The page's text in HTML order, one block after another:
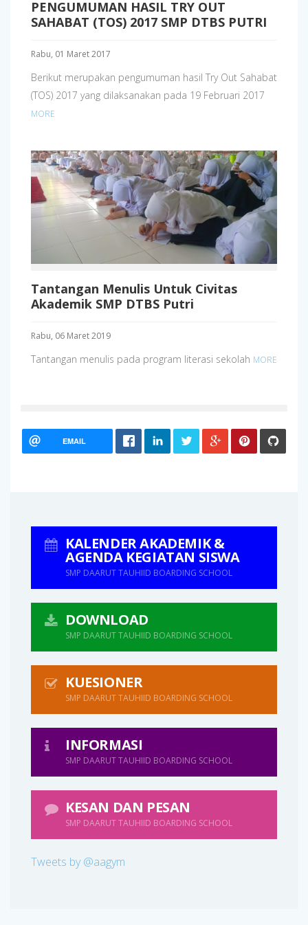
PENGUMUMAN HASIL TRY OUT
SAHABAT (TOS) 2017 SMP DTBS PUTRI
Rabu, 01 Maret 2017
Berikut merupakan pengumuman hasil Try Out Sahabat
(TOS) 2017 yang dilaksanakan pada 19 Februari 2017
MORE
Tantangan Menulis Untuk Civitas
Akademik SMP DTBS Putri
Rabu, 06 Maret 2019
Tantangan menulis pada program literasi sekolah MORE
EMAIL
KALENDER AKADEMIK &
AGENDA KEGIATAN SISWA
SMP DAARUT TAUHIID BOARDING SCHOOL
DOWNLOAD
SMP DAARUT TAUHIID BOARDING SCHOOL
KUESIONER
SMP DAARUT TAUHIID BOARDING SCHOOL
INFORMASI
SMP DAARUT TAUHIID BOARDING SCHOOL
KESAN DAN PESAN
SMP DAARUT TAUHIID BOARDING SCHOOL
Tweets by @aagym